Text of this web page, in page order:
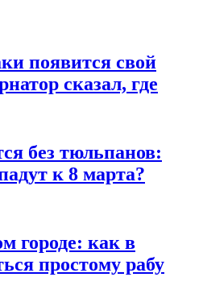
появится свой
сказал, где
без тюльпанов:
к 8 марта?
городе: как в
простому рабу